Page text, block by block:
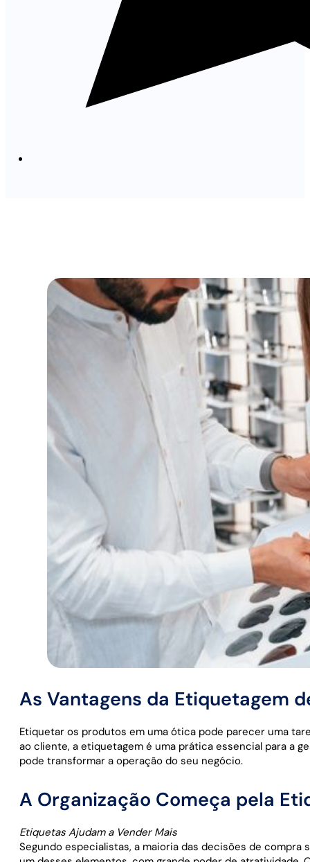
As Vantagens da Etiquetagem
Etiquetar os produtos em uma ótica pode parecer uma
ao cliente, a etiquetagem é uma prática essencial para a
pode transformar a operação do seu negócio.
A Organização Começa pela
Etiquetas Ajudam a Vender Mais
Segundo especialistas, a maioria das decisões de